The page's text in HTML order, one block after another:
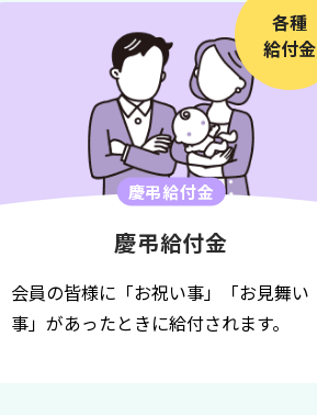
各種
給付金
慶弔給付金
慶弔給付金
会員の皆様に「お祝い事」「お見舞い
事」があったときに給付されます。